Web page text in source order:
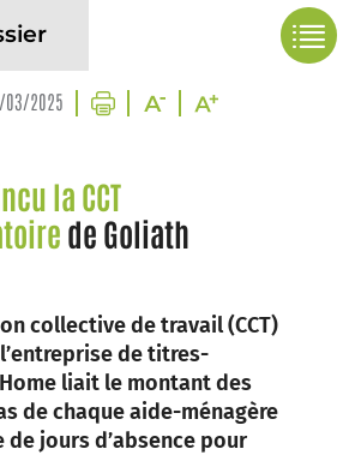
03/2025
la CCT
de Goliath
collective de travail (CCT)
de titres-
liait le montant des
de chaque aide-ménagère
de jours d’absence pour